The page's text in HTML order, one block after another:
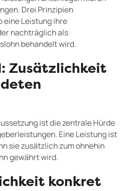
Drei Prinzipien
eine Leistung ihre
nachträglich als
behandelt wird.
Zusätzlichkeit
ist die zentrale Hürde
Eine Leistung ist
sie zusätzlich zum ohnehin
gewährt wird.
konkret